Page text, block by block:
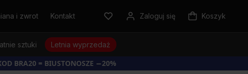
i zwrot Kontakt Zaloguj się Koszyk
sztuki Letnia wyprzedaż
BRA20 = BIUSTONOSZE −20%